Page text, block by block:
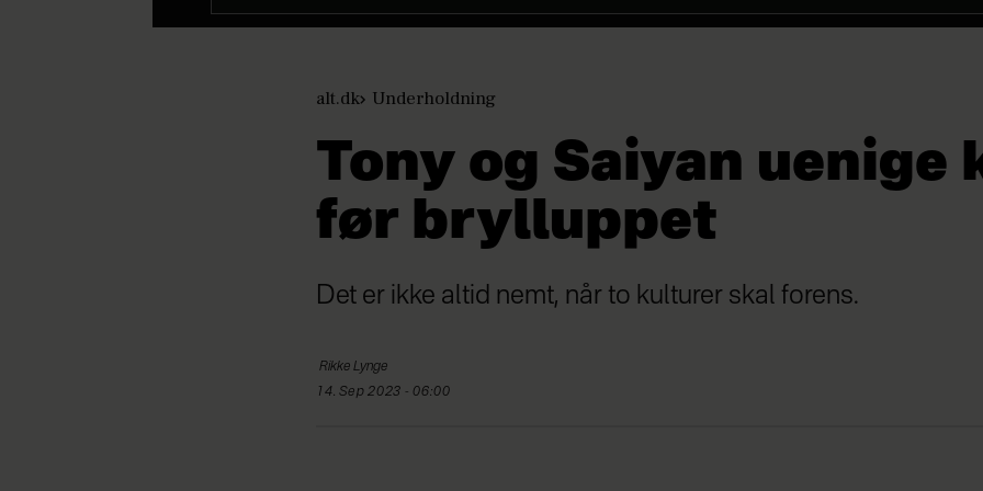
alt.dk Underholdning
Tony og Saiyan uenige
før brylluppet
Det er ikke altid nemt, når to kulturer skal forens.
Rikke Lynge
14. Sep 2023 - 06:00